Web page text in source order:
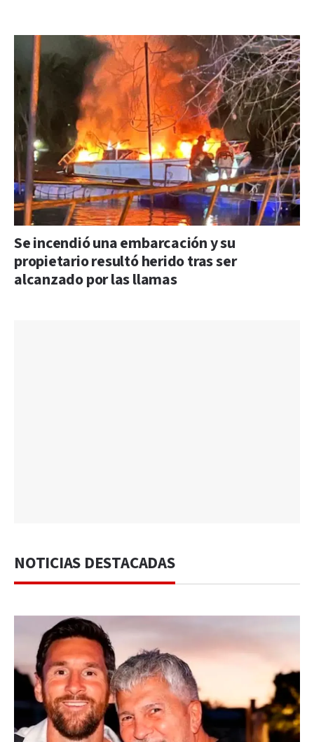
Se incendió una embarcación y su
propietario resultó herido tras ser
alcanzado por las llamas
NOTICIAS DESTACADAS